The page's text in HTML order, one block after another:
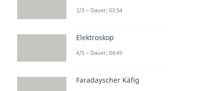
3/5 – Dauer: 03:54
Elektroskop
4/5 – Dauer: 04:49
Faradayscher Käfig